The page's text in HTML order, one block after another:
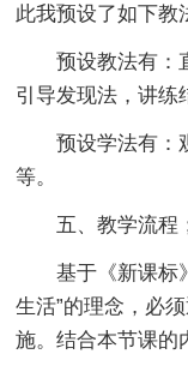
此我预设了如下教
预设教法有：
引导发现法，讲练
预设学法有：
等。
五、教学流程
基于《新课标
生活”的理念，必
施。结合本节课的